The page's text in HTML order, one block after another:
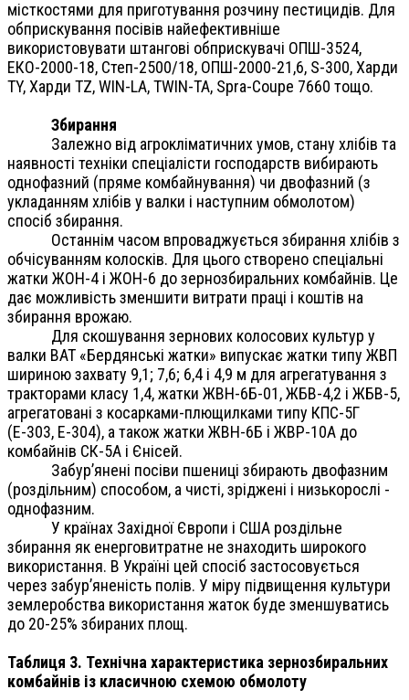
місткостями для приготування розчину пестицидів. Для
обприскування посівів найефективніше
використовувати штангові обприскувачі ОПШ-3524,
ЕКО-2000-18, Степ-2500/18, ОПШ-2000-21,6, S-300, Харди
ТY, Харди ТZ, WIN-LA, TWIN-TA, Spra-Coupe 7660 тощо.
Збирання
Залежно від агрокліматичних умов, стану хлібів та
наявності техніки спеціалісти господарств вибирають
однофазний (пряме комбайнування) чи двофазний (з
укладанням хлібів у валки і наступним обмолотом)
спосіб збирання.
Останнім часом впроваджується збирання хлібів з
обчісуванням колосків. Для цього створено спеціальні
жатки ЖОН-4 і ЖОН-6 до зернозбиральних комбайнів. Це
дає можливість зменшити витрати праці і коштів на
збирання врожаю.
Для скошування зернових колосових культур у
валки ВАТ «Бердянські жатки» випускає жатки типу ЖВП
шириною захвату 9,1; 7,6; 6,4 і 4,9 м для агрегатування з
тракторами класу 1,4, жатки ЖВН-6Б-01, ЖБВ-4,2 і ЖБВ-5,
агрегатовані з косарками-плющилками типу КПС-5Г
(Е-303, Е-304), а також жатки ЖВН-6Б і ЖВР-10А до
комбайнів СК-5А і Єнісей.
Забур’янені посіви пшениці збирають двофазним
(роздільним) способом, а чисті, зріджені і низькорослі -
однофазним.
У країнах Західної Європи і США роздільне
збирання як енерговитратне не знаходить широкого
використання. В Україні цей спосіб застосовується
через забур’яненість полів. У міру підвищення культури
землеробства використання жаток буде зменшуватись
до 20-25% збираних площ.
Таблиця 3. Технічна характеристика зернозбиральних
комбайнів із класичною схемою обмолоту